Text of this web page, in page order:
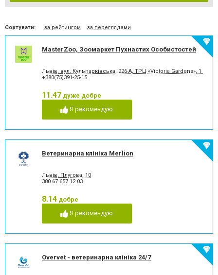
Сортувати: за рейтингом за переглядами
MasterZoo, Зоомаркет Пухнастих Особистостей
Львів, вул. Кульпарківська, 226-А, ТРЦ «Victoria Gardens», 1
+380(75)391-25-15
11.47 дуже добре
Я рекомендую
Ветеринарна клініка Merlion
Львів, Плугова, 10
380 67 657 12 03
8.14 добре
Я рекомендую
Overvet - ветеринарна клініка 24/7